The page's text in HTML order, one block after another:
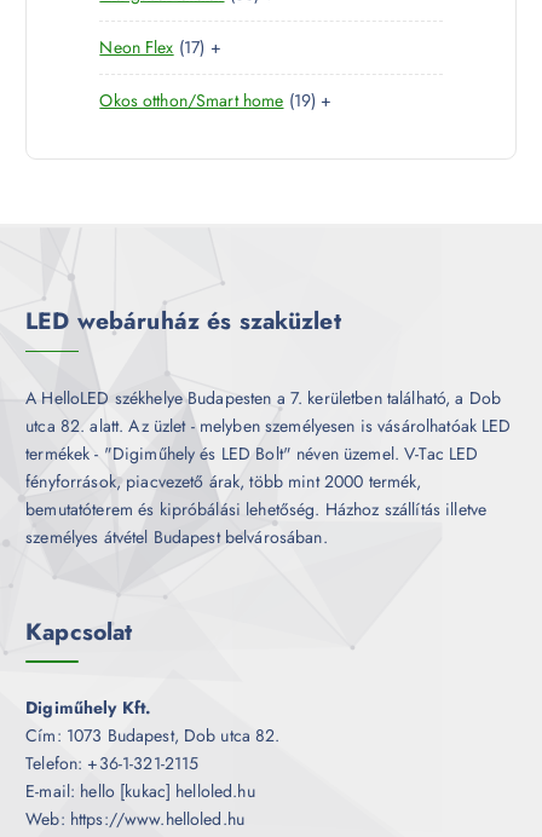
k
m
k
e
m
0
e
r
é
Neon Flex 171
7
t
r
+
Okos otthon/Smart home 191
t
+
LED webáruház és szaküzlet
A HelloLED székhelye Budapesten a 7. kerületben található, a Dob
utca 82. alatt. Az üzlet - melyben személyesen is vásárolhatóak LED
termékek - "Digiműhely és LED Bolt" néven üzemel. V-Tac LED
fényforrások, piacvezető árak, több mint 2000 termék,
bemutatóterem és kipróbálási lehetőség. Házhoz szállítás illetve
személyes átvétel Budapest belvárosában.
Kapcsolat
Digiműhely Kft.
Cím: 1073 Budapest, Dob utca 82.
Telefon: +36-1-321-2115
E-mail: hello [kukac] helloled.hu
Web: https://www.helloled.hu